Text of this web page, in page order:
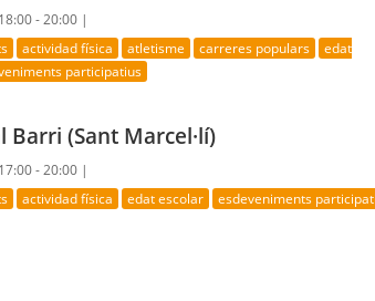
18:00 - 20:00 |
actividad física atletisme carreres populars
edat
participatius
Barri (Sant Marcel·lí)
17:00 - 20:00 |
actividad física edat escolar esdeveniments